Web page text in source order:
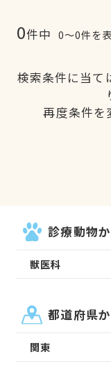
0件中 0〜0件を
検索条件に当て
再度条件を
診療動物
獣医科
都道府県
関東